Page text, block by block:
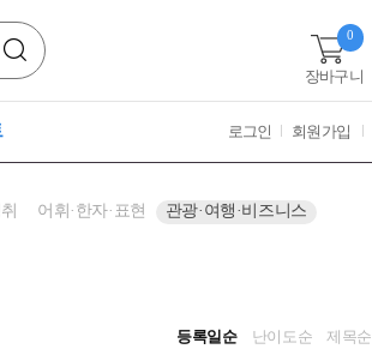
장바구니
0
로그인 회원가입
어휘·한자·표현
관광·여행·비즈니스
등록일순 난이도순 제목순